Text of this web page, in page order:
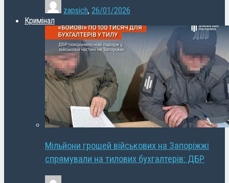
zapsich, 26/01/2026
Кримінал
Мільйони грошей військових на Запоріжжі
спрямували на тилових бухгалтерів: ДБР